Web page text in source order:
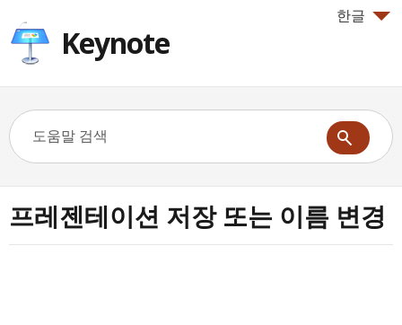
한글
Keynote
프레젠테이션 저장 또는 이름 변경